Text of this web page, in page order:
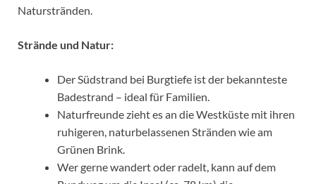
Naturstränden.
Strände und Natur:
Der Südstrand bei Burgtiefe ist der bekannteste
Badestrand – ideal für Familien.
Naturfreunde zieht es an die Westküste mit ihren
ruhigeren, naturbelassenen Stränden wie am
Grünen Brink.
Wer gerne wandert oder radelt, kann auf dem